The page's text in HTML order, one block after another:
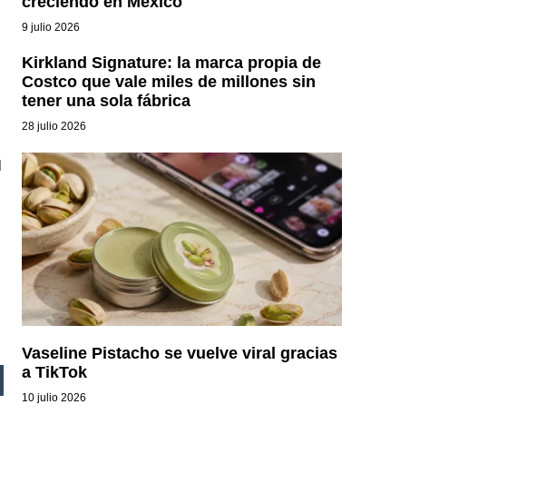
9 julio 2026
Kirkland Signature: la marca propia de
Costco que vale miles de millones sin
tener una sola fábrica
28 julio 2026
Vaseline Pistacho se vuelve viral gracias
a TikTok
10 julio 2026